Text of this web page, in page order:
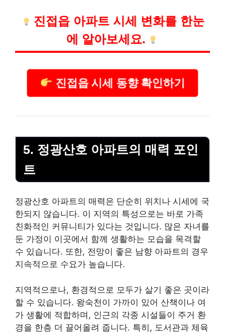
진접읍 아파트 시세 변화를 한눈
에 알아보세요.
진접읍 시세 동향 확인하기
5. 정광산호 아파트의 매력 포인
트
정광산호 아파트의 매력은 단순히 위치나 시세에 국
한되지 않습니다. 이 지역의 특성으로는 바로 가족
친화적인 커뮤니티가 있다는 것입니다. 많은 자녀를
둔 가정이 이곳에서 함께 생활하는 모습을 목격할
수 있습니다. 또한, 전망이 좋은 남향 아파트의 경우
지속적으로 수요가 높습니다.
지역적으로나, 환경적으로 모두가 살기 좋은 곳이라
할 수 있습니다. 왕숙천이 가까이 있어 산책이나 여
가 생활에 적합하며, 인근의 각종 시설들이 주거 환
경을 한층 더 끌어올려 줍니다. 특히, 도서관과 체육